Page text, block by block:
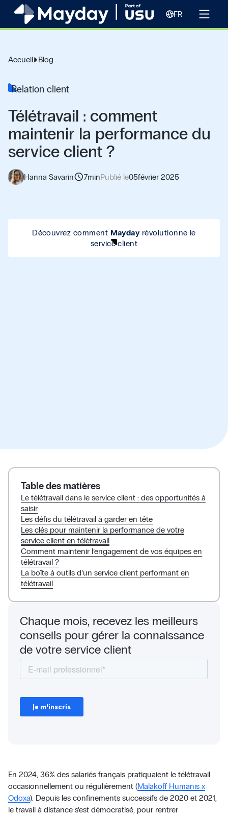
FR
Accueil Blog
Relation client
Télétravail : comment
maintenir la performance du
service client ?
Hanna Savarinschedule7minPublié le05février 2025
Découvrez comment Maydayrévolutionne le
service client
En 2024, 36% des salariés français pratiquaient le télétravail
occasionnellement ou régulièrement (Malakoff Humanis x
Odoxa). Depuis les confinements successifs de 2020 et 2021,
le travail à distance s’est démocratisé, pour rentrer
Table des matières
Le télétravail dans le service client : des opportunités à
saisir
Les défis du télétravail à garder en tête
Les clés pour maintenir la performance de votre
service client en télétravail
Comment maintenir l’engagement de vos équipes en
télétravail ?
La boîte à outils d’un service client performant en
télétravail
Chaque mois, recevez les meilleurs
conseils pour gérer la connaissance
de votre service client